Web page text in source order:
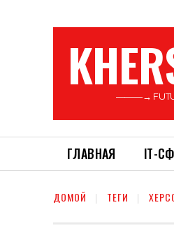
———→
ГЛАВНАЯ ІТ-
ДОМОЙ ТЕГИ